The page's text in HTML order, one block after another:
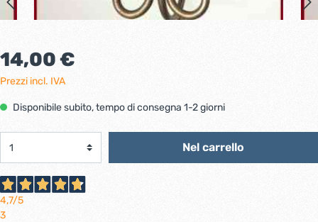
14,00 €
Prezzi incl. IVA
Disponibile subito, tempo di consegna 1-2 giorni
Nel carrello
4,7/5
3